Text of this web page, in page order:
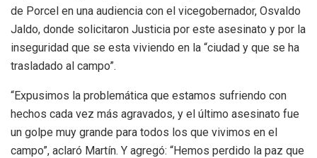
de Porcel en una audiencia con el vicegobernador, Osvaldo
Jaldo, donde solicitaron Justicia por este asesinato y por la
inseguridad que se esta viviendo en la “ciudad y que se ha
trasladado al campo”.
“Expusimos la problemática que estamos sufriendo con
hechos cada vez más agravados, y el último asesinato fue
un golpe muy grande para todos los que vivimos en el
campo”, aclaró Martín. Y agregó: “Hemos perdido la paz que